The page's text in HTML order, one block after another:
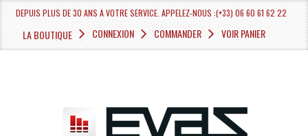
DEPUIS PLUS DE 30 ANS A VOTRE SERVICE. APPELEZ-NOUS :(+33) 06 60 61 62 22
LA BOUTIQUE CONNEXION COMMANDER VOIR PANIER